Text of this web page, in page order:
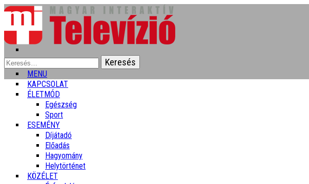
Keresés:
MENU
KAPCSOLAT
ÉLETMÓD
Egészség
Sport
ESEMÉNY
Díjátadó
Előadás
Hagyomány
Helytörténet
KÖZÉLET